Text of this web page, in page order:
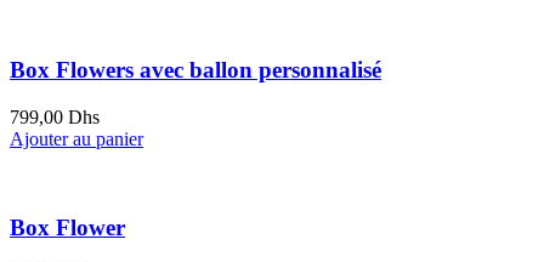
Box Flowers avec ballon personnalisé
799,00 Dhs
Ajouter au panier
Box Flower